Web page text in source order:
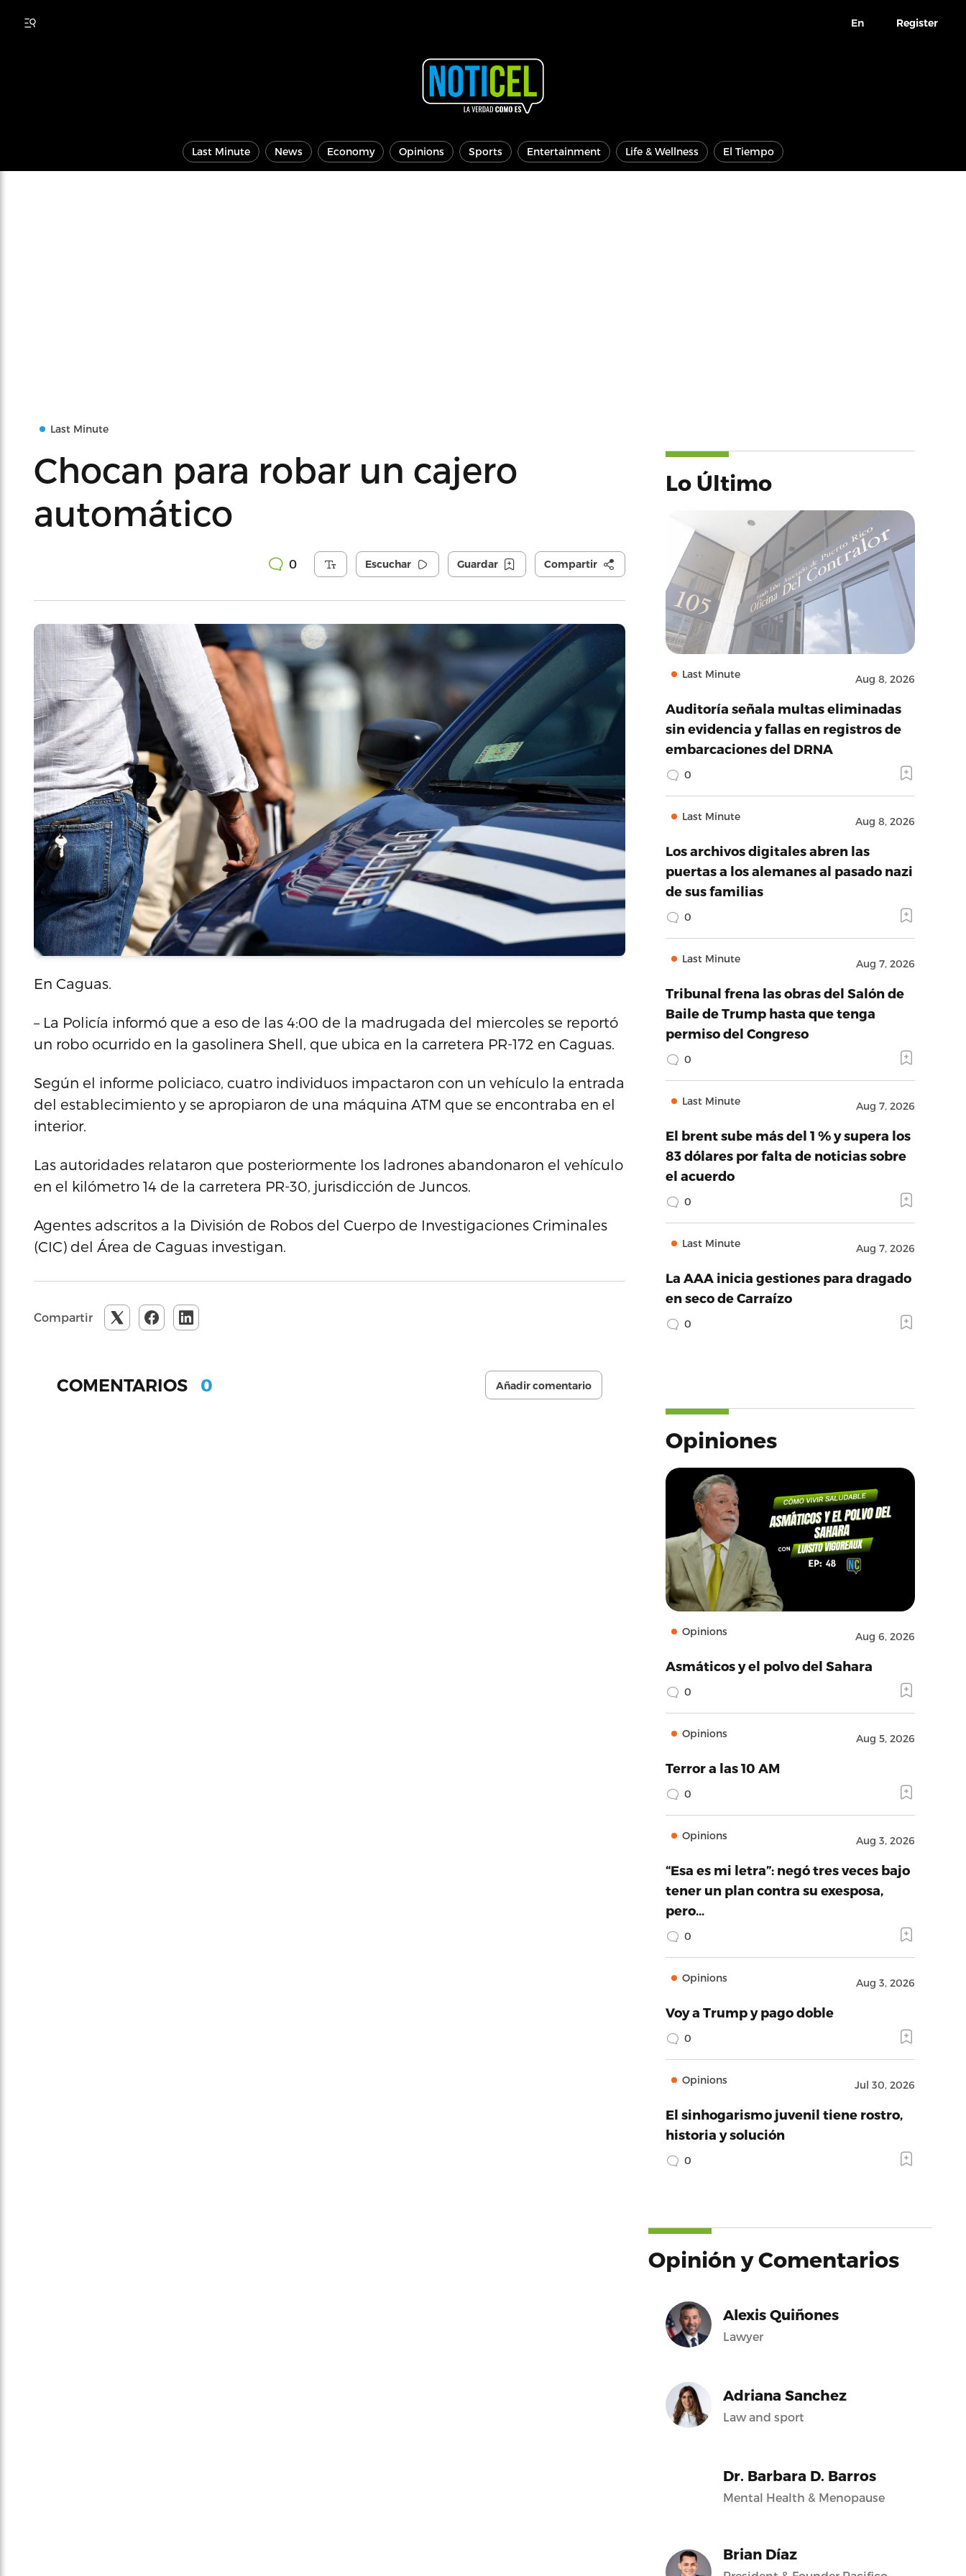
En Register
Last Minute News Economy Opinions Sports Entertainment Life & Wellness El Tiempo
Last Minute
Chocan para robar un cajero
automático
0 Escuchar Guardar Compartir
En Caguas.
– La Policía informó que a eso de las 4:00 de la madrugada del miercoles se reportó
un robo ocurrido en la gasolinera Shell, que ubica en la carretera PR-172 en Caguas.
Según el informe policiaco, cuatro individuos impactaron con un vehículo la entrada
del establecimiento y se apropiaron de una máquina ATM que se encontraba en el
interior.
Las autoridades relataron que posteriormente los ladrones abandonaron el vehículo
en el kilómetro 14 de la carretera PR-30, jurisdicción de Juncos.
Agentes adscritos a la División de Robos del Cuerpo de Investigaciones Criminales
(CIC) del Área de Caguas investigan.
Compartir
COMENTARIOS 0 Añadir comentario
Lo Último
Last Minute Aug 8, 2026
Auditoría señala multas eliminadas
sin evidencia y fallas en registros de
embarcaciones del DRNA
0
Last Minute Aug 8, 2026
Los archivos digitales abren las
puertas a los alemanes al pasado nazi
de sus familias
0
Last Minute Aug 7, 2026
Tribunal frena las obras del Salón de
Baile de Trump hasta que tenga
permiso del Congreso
0
Last Minute Aug 7, 2026
El brent sube más del 1 % y supera los
83 dólares por falta de noticias sobre
el acuerdo
0
Last Minute Aug 7, 2026
La AAA inicia gestiones para dragado
en seco de Carraízo
0
Opiniones
Opinions Aug 6, 2026
Asmáticos y el polvo del Sahara
0
Opinions Aug 5, 2026
Terror a las 10 AM
0
Opinions Aug 3, 2026
“Esa es mi letra”: negó tres veces bajo
tener un plan contra su exesposa,
pero…
0
Opinions Aug 3, 2026
Voy a Trump y pago doble
0
Opinions Jul 30, 2026
El sinhogarismo juvenil tiene rostro,
historia y solución
0
Opinión y Comentarios
Alexis Quiñones
Lawyer
Adriana Sanchez
Law and sport
Dr. Barbara D. Barros
Mental Health & Menopause
Brian Díaz